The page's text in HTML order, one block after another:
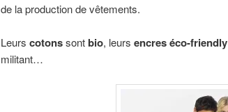
de la production de vêtements.
Leurs cotonssontbio, leurs encres éco-friendly
militant…